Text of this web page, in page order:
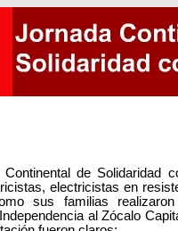
de Solidaridad
electricistas en
sus familias
al Zócalo